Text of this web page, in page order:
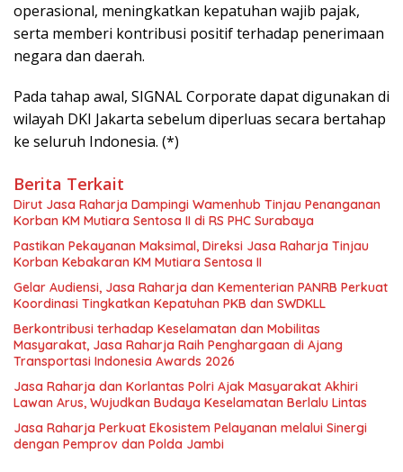
operasional, meningkatkan kepatuhan wajib pajak,
serta memberi kontribusi positif terhadap penerimaan
negara dan daerah.
Pada tahap awal, SIGNAL Corporate dapat digunakan di
wilayah DKI Jakarta sebelum diperluas secara bertahap
ke seluruh Indonesia. (*)
Berita Terkait
Dirut Jasa Raharja Dampingi Wamenhub Tinjau Penanganan
Korban KM Mutiara Sentosa II di RS PHC Surabaya
Pastikan Pekayanan Maksimal, Direksi Jasa Raharja Tinjau
Korban Kebakaran KM Mutiara Sentosa II
Gelar Audiensi, Jasa Raharja dan Kementerian PANRB Perkuat
Koordinasi Tingkatkan Kepatuhan PKB dan SWDKLL
Berkontribusi terhadap Keselamatan dan Mobilitas
Masyarakat, Jasa Raharja Raih Penghargaan di Ajang
Transportasi Indonesia Awards 2026
Jasa Raharja dan Korlantas Polri Ajak Masyarakat Akhiri
Lawan Arus, Wujudkan Budaya Keselamatan Berlalu Lintas
Jasa Raharja Perkuat Ekosistem Pelayanan melalui Sinergi
dengan Pemprov dan Polda Jambi